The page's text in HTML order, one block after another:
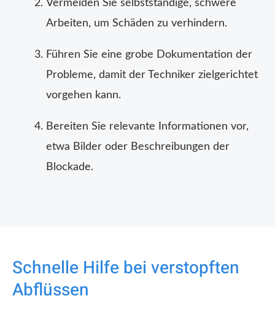
Vermeiden Sie selbstständige, schwere
Arbeiten, um Schäden zu verhindern.
Führen Sie eine grobe Dokumentation der
Probleme, damit der Techniker zielgerichtet
vorgehen kann.
Bereiten Sie relevante Informationen vor,
etwa Bilder oder Beschreibungen der
Blockade.
Schnelle Hilfe bei verstopften
Abflüssen